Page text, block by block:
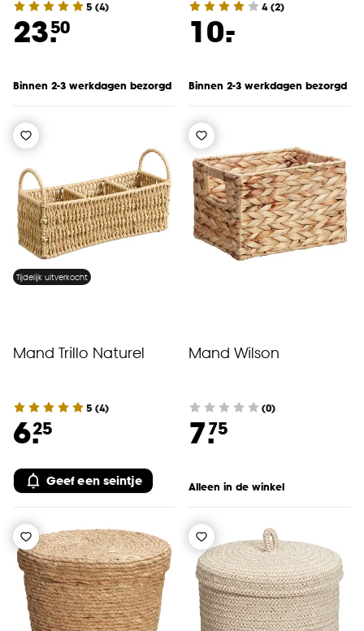
5 (4)
23.50
Binnen 2-3 werkdagen bezorgd
4(2)
10.
-
Binnen 2-3 werkdagen bezorgd
Tijdelijk uitverkocht
Mand Trillo Naturel
5 (4)
6.25
Geef een seintje
Mand Wilson
(0)
7.75
Alleen in de winkel